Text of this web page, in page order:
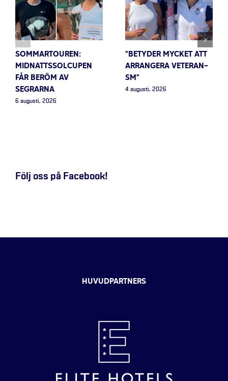
SOMMARTOUREN:
MIDNATTSSOLCUPEN
FÅR BERÖM AV
SEGRARNA
6 augusti, 2026
”BETYDER MYCKET ATT
ARRANGERA VETERAN-
SM”
4 augusti, 2026
Följ oss på Facebook!
HUVUDPARTNERS